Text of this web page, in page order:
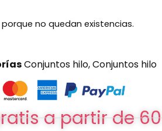
no quedan existencias.
Conjuntos hilo,Conjuntos hilo
a partir de 60